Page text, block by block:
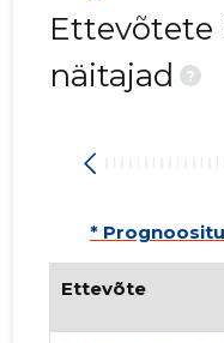
Ettevõtete
näitajad
?
*
Ettevõte